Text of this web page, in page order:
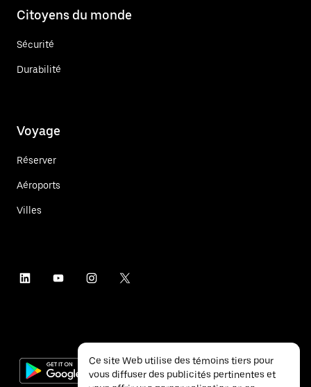
Citoyens du monde
Sécurité
Durabilité
Voyage
Réserver
Aéroports
Villes
Ce site Web utilise des témoins tiers pour
vous diffuser des publicités pertinentes et